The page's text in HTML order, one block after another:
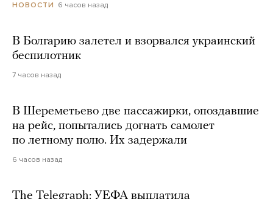
НОВОСТИ 6 часов назад
В Болгарию залетел и взорвался украинский
беспилотник
7 часов назад
В Шереметьево две пассажирки, опоздавшие
на рейс, попытались догнать самолет
по летному полю. Их задержали
6 часов назад
The Telegraph: УЕФА выплатила